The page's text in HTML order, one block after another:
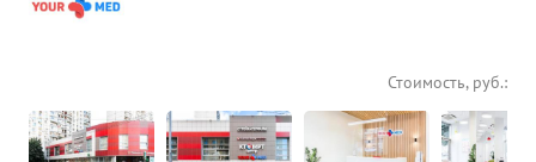
Стоимость, руб.: